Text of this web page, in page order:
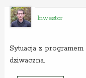
Inwestor
Sytuacja z
dziwaczna.